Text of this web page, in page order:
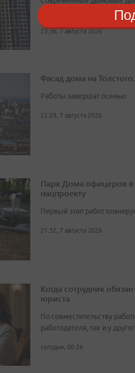
отдельных категорий
23:36, 7 августа 2026
Фасад дома на
Работы завершат осенью
22:29, 7 августа 2026
Парк Дома офицеров в
нацпроекту
Первый этап работ
21:32, 7 августа 2026
Когда сотрудник
юриста
По совместительству
работодателя, так и у
сегодня, 00:26